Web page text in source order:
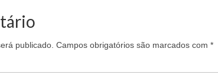
publicado. Campos obrigatórios são marcados com *